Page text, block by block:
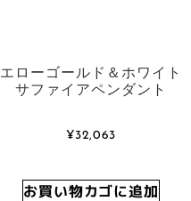
エローゴールド＆ホワイト
サファイアペンダント
¥32,063
お買い物カゴに追加